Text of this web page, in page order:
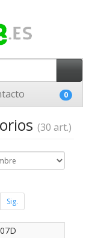
0
(30 art.)
Sig.